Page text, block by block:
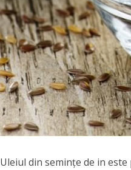
Uleiul din seminţe de in